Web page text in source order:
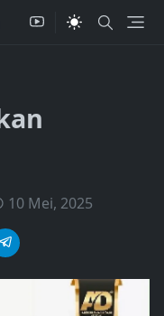
10 Mei, 2025